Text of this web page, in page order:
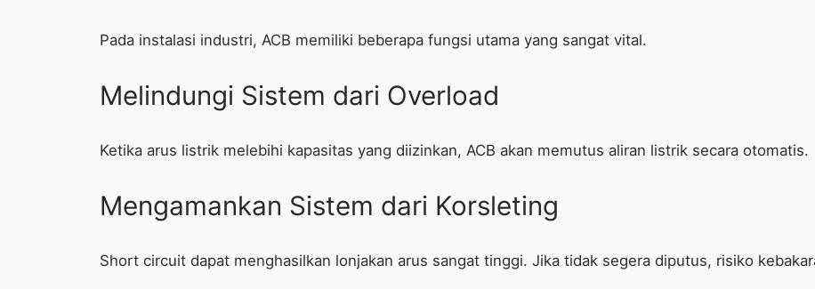
Pada instalasi industri, ACB memiliki beberapa fungsi utama yang sangat vital.
Melindungi Sistem dari Overload
Ketika arus listrik melebihi kapasitas yang diizinkan, ACB akan memutus aliran listrik secara otomatis.
Mengamankan Sistem dari Korsleting
Short circuit dapat menghasilkan lonjakan arus sangat tinggi. Jika tidak segera diputus, risiko